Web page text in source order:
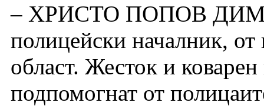
– ХРИСТО ПОПОВ
полицейски началник, от
област. Жесток и
подпомогнат от